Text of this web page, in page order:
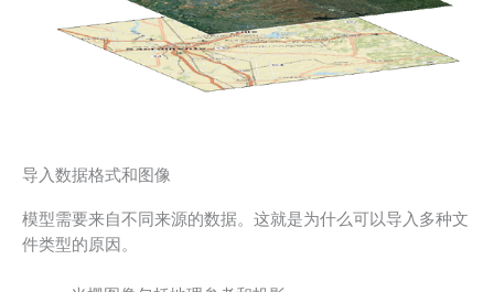
导入数据格式和图像
模型需要来自不同来源的数据。这就是为什么可以导入多种文
件类型的原因。